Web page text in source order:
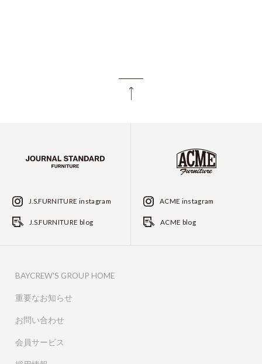
J.S.FURNITURE instagram
J.S.FURNITURE blog
ACME instagram
ACME blog
BAYCREW'S GROUP HOME
重要なお知らせ
お問い合わせ
会員サービス